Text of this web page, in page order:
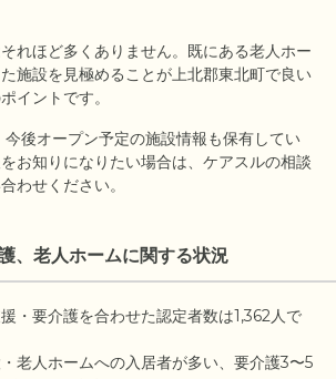
れほど多くありません。既にある老人ホー
施設を見極めることが上北郡東北町で良い
イントです。
後オープン予定の施設情報も保有してい
お知りになりたい場合は、ケアスルの相談
わせください。
、老人ホームに関する状況
・要介護を合わせた認定者数は1,362人で
老人ホームへの入居者が多い、要介護3〜5